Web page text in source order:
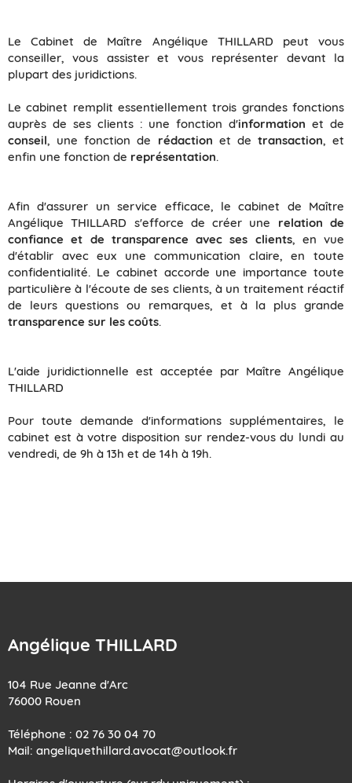
Le Cabinet de Maître Angélique THILLARD peut vous
conseiller, vous assister et vous représenter devant la
plupart des juridictions.
Le cabinet remplit essentiellement trois grandes fonctions
auprès de ses clients : une fonction d'information et de
conseil, une fonction de rédaction et de transaction, et
enfin une fonction de représentation.
Afin d'assurer un service efficace, le cabinet de Maître
Angélique THILLARD s'efforce de créer une relation de
confiance et de transparence avec ses clients, en vue
d'établir avec eux une communication claire, en toute
confidentialité. Le cabinet accorde une importance toute
particulière à l'écoute de ses clients, à un traitement réactif
de leurs questions ou remarques, et à la plus grande
transparence sur les coûts.
L'aide juridictionnelle est acceptée par Maître Angélique
THILLARD
Pour toute demande d'informations supplémentaires, le
cabinet est à votre disposition sur rendez-vous du lundi au
vendredi, de 9h à 13h et de 14h à 19h.
Angélique THILLARD
104 Rue Jeanne d'Arc
76000 Rouen
Téléphone : 02 76 30 04 70
​​​​​​​Mail: angeliquethillard.avocat@outlook.fr